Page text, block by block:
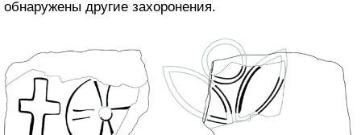
обнаружены другие захоронения.